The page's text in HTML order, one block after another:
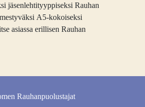
jäsenlehtityyppiseksi Rauhan
A5-kokoiseksi
asiassa erillisen Rauhan
Rauhanpuolustajat